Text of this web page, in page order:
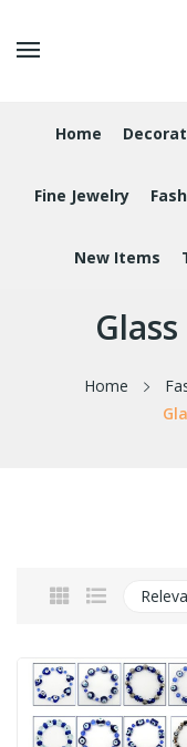
Home
Fine Jewelry
New Items
Home